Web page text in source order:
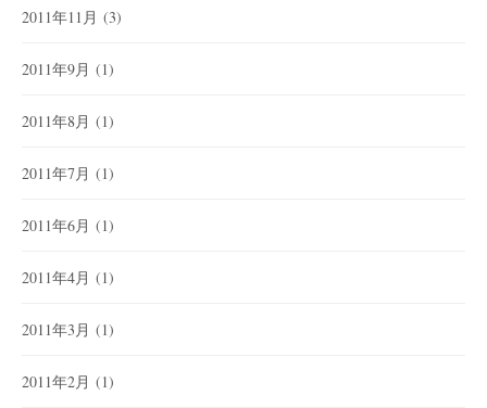
2011年11月 (3)
2011年9月 (1)
2011年8月 (1)
2011年7月 (1)
2011年6月 (1)
2011年4月 (1)
2011年3月 (1)
2011年2月 (1)